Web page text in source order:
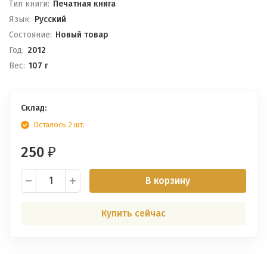
Тип книги: Печатная книга
Язык: Русский
Состояние: Новый товар
Год: 2012
Вес: 107 г
Склад:
Осталось 2 шт.
250 ₽
В корзину
Купить сейчас